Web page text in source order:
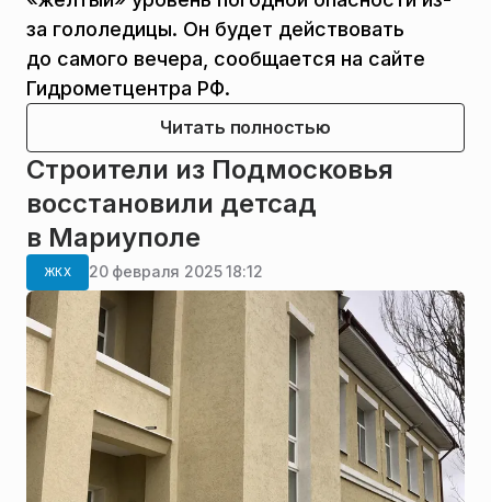
за гололедицы. Он будет действовать
до самого вечера, сообщается на сайте
Гидрометцентра РФ.
Читать полностью
Строители из Подмосковья
восстановили детсад
в Мариуполе
ЖКХ 20 февраля 2025 18:12